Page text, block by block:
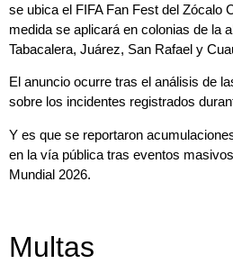
se ubica el FIFA Fan Fest del Zócalo
medida se aplicará en colonias de la
Tabacalera, Juárez, San Rafael y
El anuncio ocurre tras el análisis de
sobre los incidentes registrados
Y es que se reportaron
en la vía pública tras eventos
Mundial 2026.
Multas